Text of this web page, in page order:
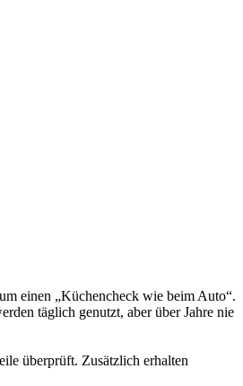
einen „Küchencheck wie beim Auto“.
täglich genutzt, aber über Jahre nie
überprüft. Zusätzlich erhalten